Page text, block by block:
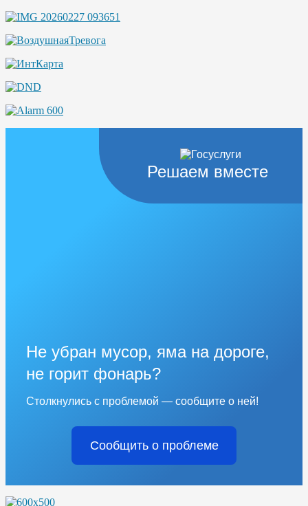
Решаем вместе
Не убран мусор, яма на дороге,
не горит фонарь?
Столкнулись с проблемой — сообщите о ней!
Сообщить о проблеме